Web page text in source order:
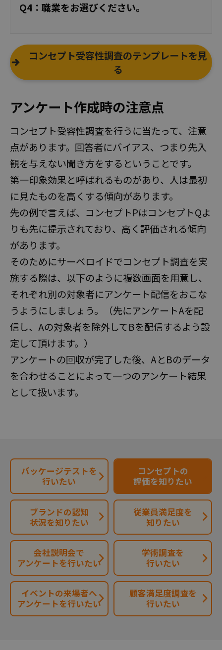
Q4：職業をお選びください。
コンセプト受容性調査のテンプレートを見
る
アンケート作成時の注意点
コンセプト受容性調査を行うに当たって、注意
点があります。回答者にバイアス、つまり先入
観を与えない聞き方をするということです。
第一印象効果と呼ばれるものがあり、人は最初
に見たものを高くする傾向があります。
先の例で言えば、コンセプトPはコンセプトQよ
りも先に提示されており、高く評価される傾向
があります。
そのためにサーベロイドでコンセプト調査を実
施する際は、以下のように複数画面を用意し、
それぞれ別の対象者にアンケート配信をおこな
うようにしましょう。（先にアンケートAを配
信し、Aの対象者を除外してBを配信するよう設
定して頂けます。）
アンケートの回収が完了した後、AとBのデータ
を合わせることによって一つのアンケート結果
として扱います。
パッケージテストを
行いたい
コンセプトの
評価を知りたい
ブランドの認知
状況を知りたい
従業員満足度を
知りたい
会社説明会で
アンケートを行いたい
学術調査を
行いたい
イベントの来場者へ
アンケートを行いたい
顧客満足度調査を
行いたい